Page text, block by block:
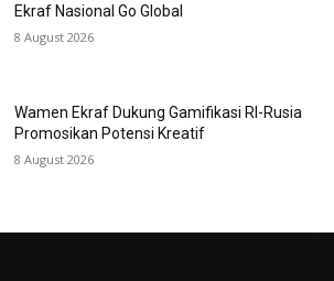
Ekraf Nasional Go Global
8 August 2026
Wamen Ekraf Dukung Gamifikasi RI-Rusia
Promosikan Potensi Kreatif
8 August 2026